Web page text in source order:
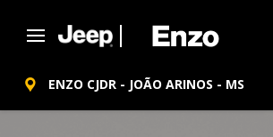
ENZO CJDR - JOÃO ARINOS - MS